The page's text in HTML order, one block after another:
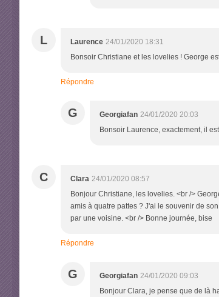
L Laurence 24/01/2020 18:31
Bonsoir Christiane et les lovelies ! George
Répondre
G Georgiafan 24/01/2020 20:03
Bonsoir Laurence, exactement, il
C Clara 24/01/2020 08:57
Bonjour Christiane, les lovelies. <br />
amis à quatre pattes ? J'ai le souvenir de
par une voisine. <br /> Bonne journée, bise
Répondre
G Georgiafan 24/01/2020 09:03
Bonjour Clara, je pense que de là